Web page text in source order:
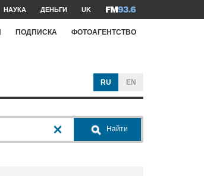
НАУКА ДЕНЬГИ UK
ПОДПИСКА ФОТОАГЕНТСТВО
RU EN
Найти